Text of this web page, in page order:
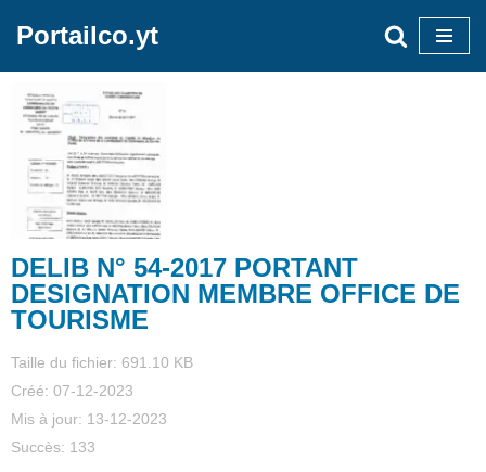
contenu
Portailco.yt
DELIB N° 54-2017 PORTANT
DESIGNATION MEMBRE OFFICE DE
TOURISME
Taille du fichier: 691.10 KB
Créé: 07-12-2023
Mis à jour: 13-12-2023
Succès: 133